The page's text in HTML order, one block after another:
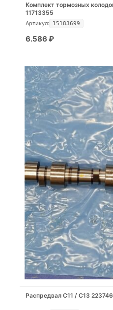
Комплект тормозных
11713355
Артикул: 15183699
6.586 ₽
Распредвал С11 / С13